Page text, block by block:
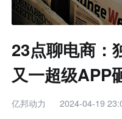
23点聊电商：
又一超级APP
亿邦动力
2024-04-19